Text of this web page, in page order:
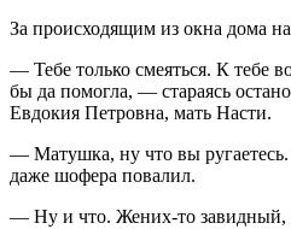
За происходящим из окна дома
— Тебе только смеяться. К тебе
бы да помогла, — стараясь
Евдокия Петровна, мать Насти.
— Матушка, ну что вы
даже шофера повалил.
— Ну и что. Жених-то завидный,